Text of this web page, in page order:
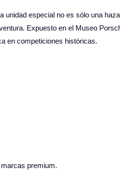
especial no es sólo una
Expuesto en el Museo
en competiciones históricas.
premium.